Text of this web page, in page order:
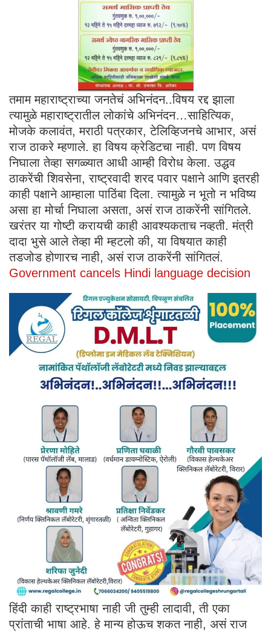
तमाम महाराष्ट्राच्या जनतेचं अभिनंदन..विषय रद्द झाला
त्यामुळे महाराष्ट्रातील लोकांचे अभिनंदन…साहित्यिक,
मोजके कलावंत, मराठी पत्रकार, टेलिव्हिजनचे आभार, असं
राज ठाकरे म्हणाले. हा विषय क्रेडिटचा नाही. पण विषय
निघाला तेव्हा सगळ्यात आधी आम्ही विरोध केला. उद्धव
ठाकरेंची शिवसेना, राष्ट्रवादी शरद पवार पक्षाने आणि इतरही
काही पक्षाने आम्हाला पाठिंबा दिला. त्यामुळे न भूतो न भविष्य
असा हा मोर्चा निघाला असता, असं राज ठाकरेंनी सांगितले.
खरंतर या गोष्टी करायची काही आवश्यकताच नव्हती. मंत्री
दादा भुसे आले तेव्हा मी म्हटलो की, या विषयात काही
तडजोड होणारच नाही, असं राज ठाकरेंनी सांगितलं.
Government cancels Hindi language decision
हिंदी काही राष्ट्रभाषा नाही जी तुम्ही लादावी, ती एका
प्रांताची भाषा आहे. हे मान्य होऊच शकत नाही, असं राज